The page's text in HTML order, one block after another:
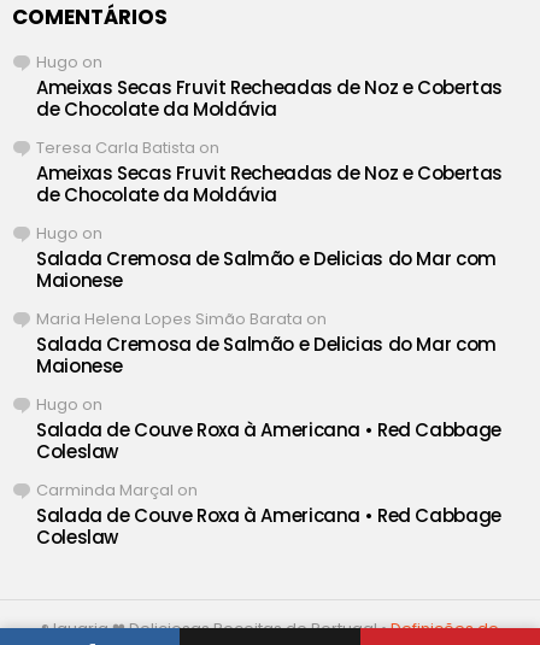
COMENTÁRIOS
Hugo on
Ameixas Secas Fruvit Recheadas de Noz e Cobertas
de Chocolate da Moldávia
Teresa Carla Batista on
Ameixas Secas Fruvit Recheadas de Noz e Cobertas
de Chocolate da Moldávia
Hugo on
Salada Cremosa de Salmão e Delicias do Mar com
Maionese
Maria Helena Lopes Simão Barata on
Salada Cremosa de Salmão e Delicias do Mar com
Maionese
Hugo on
Salada de Couve Roxa à Americana • Red Cabbage
Coleslaw
Carminda Marçal on
Salada de Couve Roxa à Americana • Red Cabbage
Coleslaw
® Iguaria ❤ Deliciosas Receitas de Portugal •Definições de